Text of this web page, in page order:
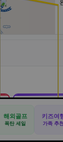
📦
알리익스프레
⛳
📋
해외골프
폭탄 세일
키즈여
가족 추천